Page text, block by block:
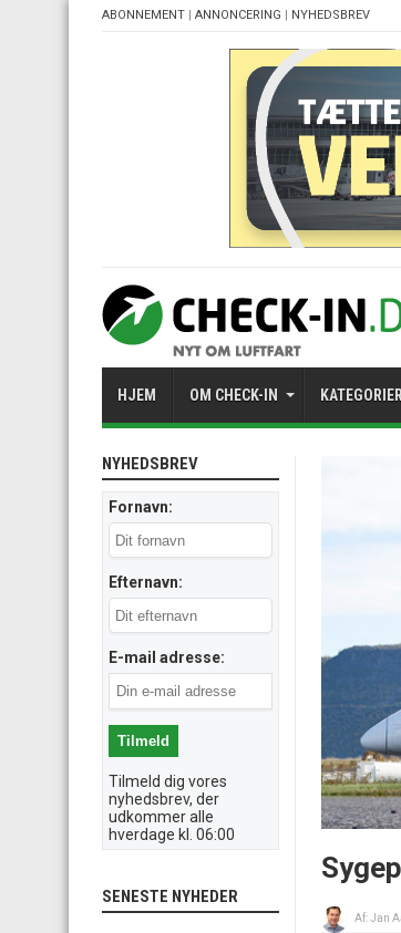
ABONNEMENT | ANNONCERING | NYHEDSBREV
HJEM OM CHECK-IN KATEGORIER
Af:Jan
NYHEDSBREV
Fornavn:
Efternavn:
E-mail adresse:
Tilmeld dig vores
nyhedsbrev, der
udkommer alle
hverdage kl. 06:00
SENESTE NYHEDER